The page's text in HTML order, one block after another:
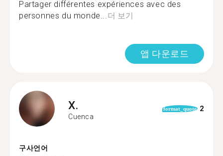
Partager différentes expériences avec des
personnes du monde...더 보기
앱 다운로드
X.
Cuenca
format_quote 2
구사언어